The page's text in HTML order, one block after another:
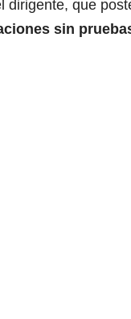
dirigente, que
sin